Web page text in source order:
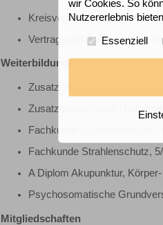
Kreisverbandsarzt
Vertragsarzt Bundespolizei
Weiterbildung
Zusatzbezeichnung
Zusatzbezeichnung
Fachkunde Sigmoidoskopie /
Fachkunde
A Diplom Akupunktur,
Psychosomatische
Mitgliedschaften
wir Cookies. So
Nutzererlebnis
Essenziell